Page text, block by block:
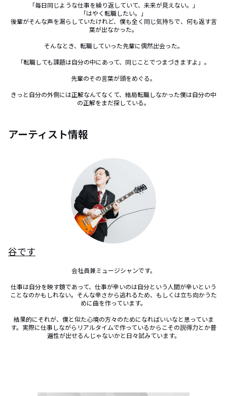
「毎日同じような仕事を繰り返していて、未来が見えない。」
「はやく転職したい。」
後輩がそんな声を漏らしていたけれど、僕も全く同じ気持ちで、何も返す言
葉が出なかった。
そんなとき、転職していった先輩に偶然出会った。
「転職しても課題は自分の中にあって、同じことでつまづきますよ」。
先輩のその言葉が頭をめぐる。
きっと自分の外側には正解なんてなくて、結局転職しなかった僕は自分の中
の正解をまだ探している。
アーティスト情報
谷です
会社員兼ミュージシャンです。
仕事は自分を映す鏡であって、仕事が辛いのは自分という人間が辛いという
ことなのかもしれない。そんな辛さから逃れるため、もしくは立ち向かうた
めに曲を作っています。
結果的にそれが、僕と似た心境の方々のためになればいいなと思っていま
す。実際に仕事しながらリアルタイムで作っているからこその説得力とか普
遍性が出せるんじゃないかと日々試みています。